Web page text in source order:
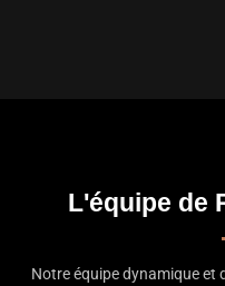
L'équipe de
Notre équipe dynamique et